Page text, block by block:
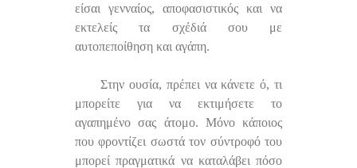
είσαι γενναίος, αποφασιστικός και να
εκτελείς τα σχέδιά σου με
αυτοπεποίθηση και αγάπη.
Στην ουσία, πρέπει να κάνετε ό, τι
μπορείτε για να εκτιμήσετε το
αγαπημένο σας άτομο. Μόνο κάποιος
που φροντίζει σωστά τον σύντροφό του
μπορεί πραγματικά να καταλάβει πόσο